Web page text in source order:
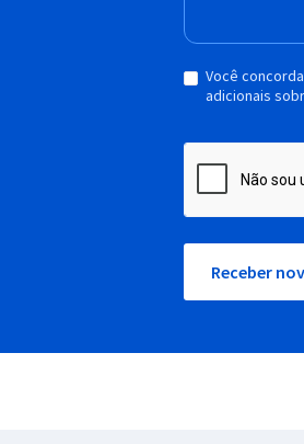
Você
adicionais
Receber